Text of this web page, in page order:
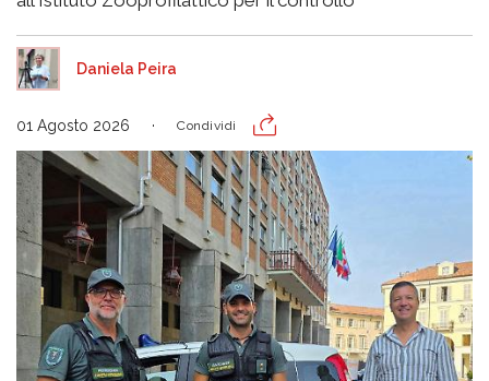
Daniela Peira
01 Agosto 2026 Condividi